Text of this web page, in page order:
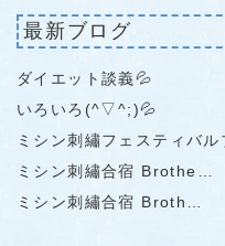
最新ブログ
ダイエット談義💦
いろいろ(^▽^;)💦
ミシン刺繡フェスティバル
ミシン刺繡合宿 Brothe…
ミシン刺繡合宿 Broth…